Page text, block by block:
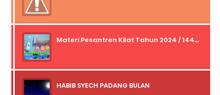
Materi Pesantren Kilat Tahun 2024 / 1445 H
HABIB SYECH PADANG BULAN